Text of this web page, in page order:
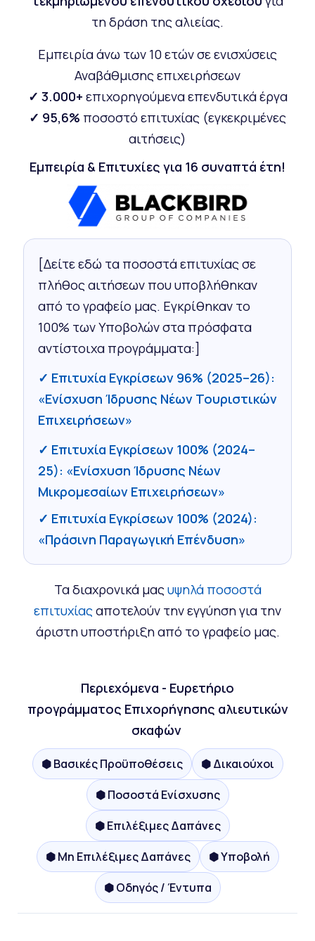
τη δράση της αλιείας.
Εμπειρία άνω των 10 ετών σε ενισχύσεις
Αναβάθμισης επιχειρήσεων
✓ 3.000+ επιχορηγούμενα επενδυτικά έργα
✓ 95,6% ποσοστό επιτυχίας (εγκεκριμένες
αιτήσεις)
Εμπειρία & Επιτυχίες για 16 συναπτά έτη!
[Δείτε εδώ τα ποσοστά επιτυχίας σε
πλήθος αιτήσεων που υποβλήθηκαν
από το γραφείο μας. Εγκρίθηκαν το
100% των Υποβολών στα πρόσφατα
αντίστοιχα προγράμματα:]
✓ Επιτυχία Εγκρίσεων 96% (2025–26):
«Ενίσχυση Ίδρυσης Νέων Τουριστικών
Επιχειρήσεων»
✓ Επιτυχία Εγκρίσεων 100% (2024–
25): «Ενίσχυση Ίδρυσης Νέων
Μικρομεσαίων Επιχειρήσεων»
✓ Επιτυχία Εγκρίσεων 100% (2024):
«Πράσινη Παραγωγική Επένδυση»
Τα διαχρονικά μαςυψηλά ποσοστά
επιτυχίαςαποτελούν την εγγύηση για την
άριστη υποστήριξη από το γραφείο μας.
Περιεχόμενα - Ευρετήριο
προγράμματος Επιχορήγησης αλιευτικών
σκαφών
⬢ Βασικές Προϋποθέσεις
⬢ Δικαιούχοι
⬢ Ποσοστά Ενίσχυσης
⬢ Επιλέξιμες Δαπάνες
⬢ Μη Επιλέξιμες Δαπάνες
⬢ Υποβολή
⬢ Οδηγός / Έντυπα